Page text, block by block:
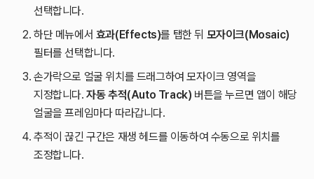
선택합니다.
하단 메뉴에서 효과(Effects)를 탭한 뒤 모자이크(Mosaic)
필터를 선택합니다.
손가락으로 얼굴 위치를 드래그하여 모자이크 영역을
지정합니다.자동 추적(Auto Track) 버튼을 누르면 앱이 해당
얼굴을 프레임마다 따라갑니다.
추적이 끊긴 구간은 재생 헤드를 이동하여 수동으로 위치를
조정합니다.